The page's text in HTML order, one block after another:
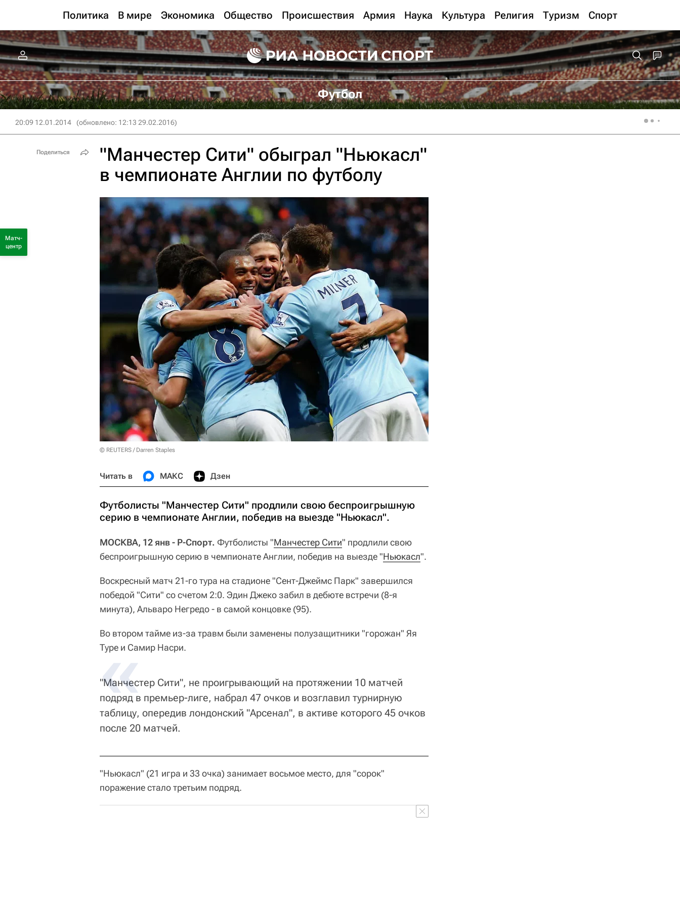
Политика В мире Экономика Общество Происшествия Армия Наука Культура Религия Туризм Спорт
Футбол
20:09 12.01.2014 (обновлено: 12:13 29.02.2016)
"Манчестер Сити" обыграл "Ньюкасл"
в чемпионате Англии по футболу
© REUTERS / Darren Staples
Читать в МАКС Дзен
Футболисты "Манчестер Сити" продлили свою беспроигрышную
серию в чемпионате Англии, победив на выезде "Ньюкасл".
МОСКВА, 12 янв - Р-Спорт. Футболисты "Манчестер Сити" продлили свою
беспроигрышную серию в чемпионате Англии, победив на выезде "Ньюкасл".
Воскресный матч 21-го тура на стадионе "Сент-Джеймс Парк" завершился
победой "Сити" со счетом 2:0. Эдин Джеко забил в дебюте встречи (8-я
минута), Альваро Негредо - в самой концовке (95).
Во втором тайме из-за травм были заменены полузащитники "горожан" Яя
Туре и Самир Насри.
"Манчестер Сити", не проигрывающий на протяжении 10 матчей
подряд в премьер-лиге, набрал 47 очков и возглавил турнирную
таблицу, опередив лондонский "Арсенал", в активе которого 45 очков
после 20 матчей.
"Ньюкасл" (21 игра и 33 очка) занимает восьмое место, для "сорок"
поражение стало третьим подряд.
Поделиться
Матч-
центр